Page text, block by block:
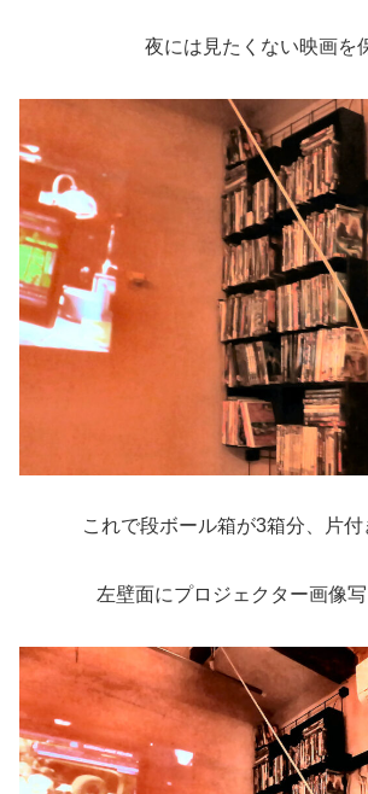
夜には見たくない映画を
これで段ボール箱が3箱分、片付
左壁面にプロジェクター画像写